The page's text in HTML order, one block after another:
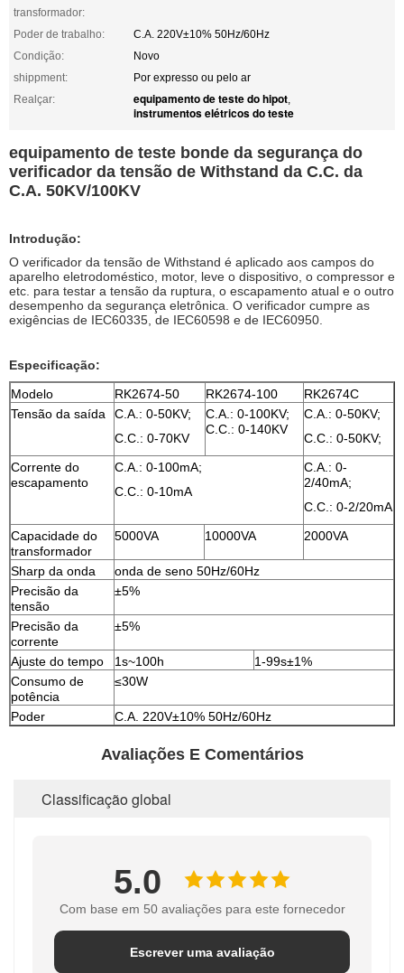
transformador:
Poder de trabalho:
C.A. 220V±10% 50Hz/60Hz
Condição:
Novo
shippment:
Por expresso ou pelo ar
Realçar:
equipamento de teste do hipot,
instrumentos elétricos do teste
equipamento de teste bonde da segurança do
verificador da tensão de Withstand da C.C. da
C.A. 50KV/100KV
Introdução:
O verificador da tensão de Withstand é aplicado aos campos do
aparelho eletrodoméstico, motor, leve o dispositivo, o compressor e
etc. para testar a tensão da ruptura, o escapamento atual e o outro
desempenho da segurança eletrônica. O verificador cumpre as
exigências de IEC60335, de IEC60598 e de IEC60950.
Especificação:
Modelo
RK2674-50 RK2674-100
RK2674C
Tensão da saída
C.A.: 0-50KV;
C.C.: 0-70KV
C.A.: 0-100KV;
C.C.: 0-140KV
C.A.: 0-50KV;
C.C.: 0-50KV;
Corrente do
escapamento
C.A.: 0-100mA;
C.C.: 0-10mA
C.A.: 0-
2/40mA;
C.C.: 0-2/20mA
Capacidade do
transformador
5000VA 10000VA 2000VA
Sharp da onda
onda de seno 50Hz/60Hz
Precisão da
tensão
±5%
Precisão da
corrente
±5%
Ajuste do tempo 1s~100h
1-99s±1%
Consumo de
potência
≤30W
Poder C.A. 220V±10% 50Hz/60Hz
Avaliações E Comentários
Classificação global
5.0
Com base em 50 avaliações para este fornecedor
Escrever uma avaliação